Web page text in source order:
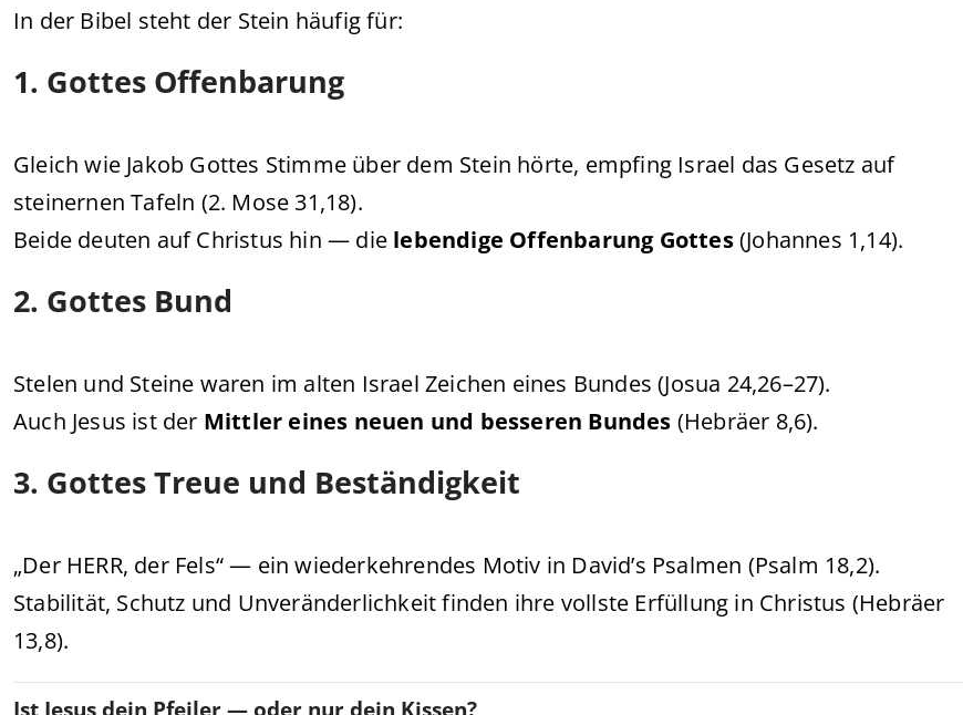
In der Bibel steht der Stein häufig für:
1. Gottes Offenbarung
Gleich wie Jakob Gottes Stimme über dem Stein hörte, empfing Israel das Gesetz auf
steinernen Tafeln (2. Mose 31,18).
Beide deuten auf Christus hin — die lebendige Offenbarung Gottes(Johannes 1,14).
2. Gottes Bund
Stelen und Steine waren im alten Israel Zeichen eines Bundes (Josua 24,26–27).
Auch Jesus ist der Mittler eines neuen und besseren Bundes (Hebräer 8,6).
3. Gottes Treue und Beständigkeit
„Der HERR, der Fels“ — ein wiederkehrendes Motiv in David’s Psalmen (Psalm 18,2).
Stabilität, Schutz und Unveränderlichkeit finden ihre vollste Erfüllung in Christus (Hebräer
13,8).